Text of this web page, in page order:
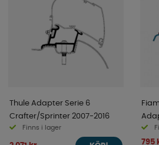
Thule Adapter Serie 6
Crafter/Sprinter 2007-2016
Finns i lager
795